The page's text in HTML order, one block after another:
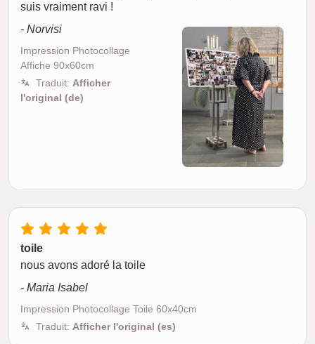
suis vraiment ravi !
- Norvisi
Impression Photocollage
Affiche 90x60cm
Traduit: Afficher
l'original (de)
toile
nous avons adoré la toile
- Maria Isabel
Impression Photocollage Toile 60x40cm
Traduit: Afficher l'original (es)